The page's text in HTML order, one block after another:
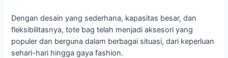
Dengan desain yang sederhana, kapasitas besar, dan
fleksibilitasnya, tote bag telah menjadi aksesori yang
populer dan berguna dalam berbagai situasi, dari keperluan
sehari-hari hingga gaya fashion.